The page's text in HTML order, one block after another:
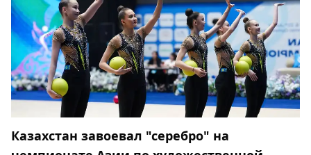
Казахстан завоевал "серебро" на